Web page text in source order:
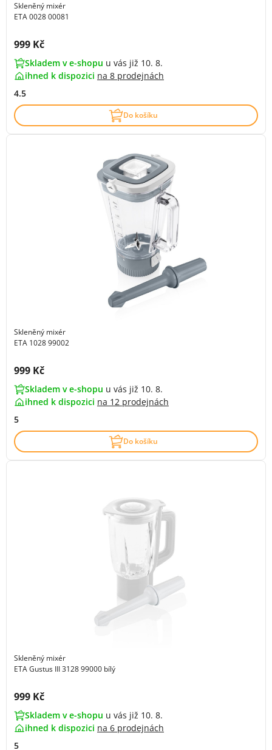
Skleněný mixér
ETA 0028 00081
Cena s DPH:
999 Kč
Skladem v e-shopu u vás již 10. 8.
ihned k dispozici na 8 prodejnách
4.5
Do košíku
Skleněný mixér
ETA 1028 99002
Cena s DPH:
999 Kč
Skladem v e-shopu u vás již 10. 8.
ihned k dispozici na 12 prodejnách
5
Do košíku
Skleněný mixér
ETA Gustus III 3128 99000 bílý
Cena s DPH:
999 Kč
Skladem v e-shopu u vás již 10. 8.
ihned k dispozici na 6 prodejnách
5